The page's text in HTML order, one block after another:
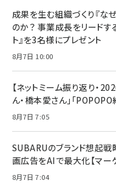
成果を生む組織づくり『
のか？ 事業成長をリードす
ト』を3名様にプレゼント
8月7日 10:00
【ネットミーム振り返り・
ん・橋本愛さん」「
8月7日 7:05
SUBARUのブランド想起戦
画広告をAIで最大化【マー
8月7日 7:04